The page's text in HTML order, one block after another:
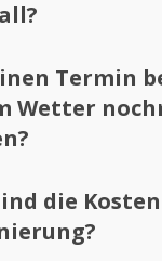
Termin
Wetter
die